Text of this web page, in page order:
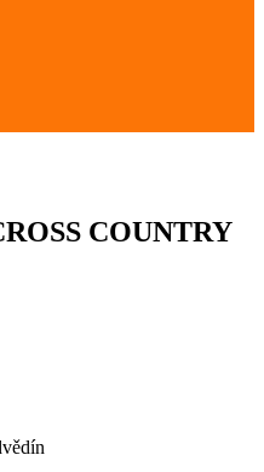
COUNTRY